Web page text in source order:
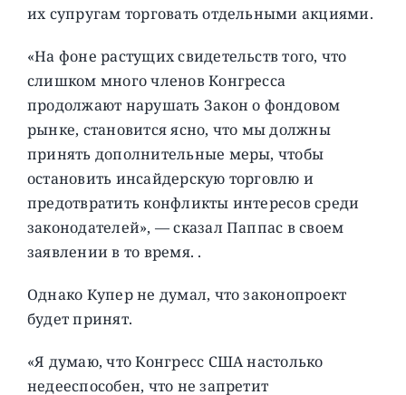
их супругам торговать отдельными акциями.
«На фоне растущих свидетельств того, что
слишком много членов Конгресса
продолжают нарушать Закон о фондовом
рынке, становится ясно, что мы должны
принять дополнительные меры, чтобы
остановить инсайдерскую торговлю и
предотвратить конфликты интересов среди
законодателей», — сказал Паппас в своем
заявлении в то время. .
Однако Купер не думал, что законопроект
будет принят.
«Я думаю, что Конгресс США настолько
недееспособен, что не запретит